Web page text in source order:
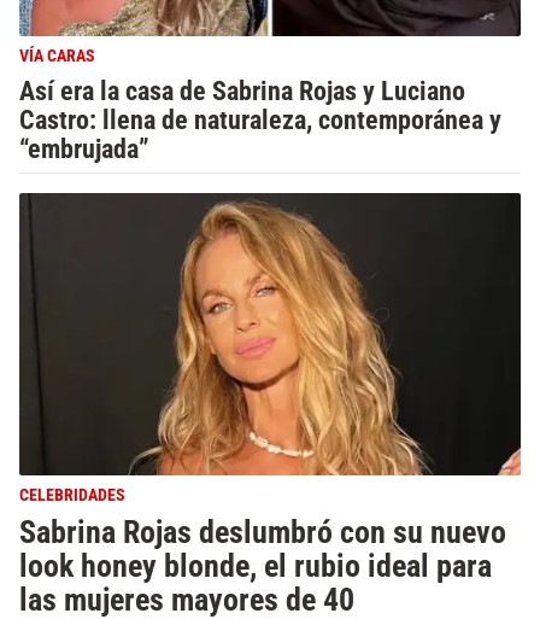
VÍA CARAS
Así era la casa de Sabrina Rojas y Luciano
Castro: llena de naturaleza, contemporánea y
“embrujada”
CELEBRIDADES
Sabrina Rojas deslumbró con su nuevo
look honey blonde, el rubio ideal para
las mujeres mayores de 40